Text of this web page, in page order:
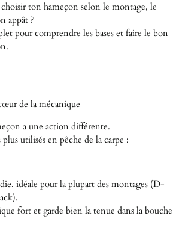
ton hameçon selon le montage, le
appât ?
pour comprendre les bases et faire le bon
de la mécanique
a une action différente.
utilisés en pêche de la carpe :
idéale pour la plupart des montages (D-
fort et garde bien la tenue dans la bouche